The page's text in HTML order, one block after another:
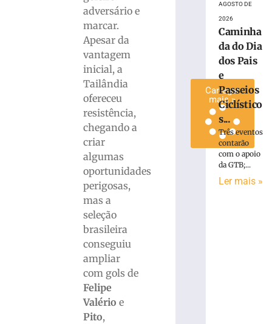
adversário e
marcar.
Apesar da
vantagem
inicial, a
Tailândia
ofereceu
resistência,
chegando a
criar
algumas
oportunidades
perigosas,
mas a
seleção
brasileira
conseguiu
ampliar
com gols de
Felipe
Valério e
Pito,
Carregar
mais »
AGOSTO DE
2026
Caminha
da do Dia
dos Pais
e
Passeios
Ciclístico
s...
Três eventos
contarão
com o apoio
da GTB;...
Ler mais »